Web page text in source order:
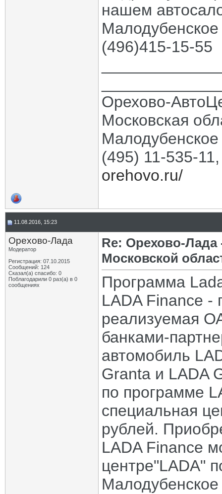
нашем
(496)415-15-55
Орехово-
Московская
(495) 11-535-
orehovo.ru/
11.08.2016, 15:23
Орехово-Лада
Модератор
Регистрация: 07.10.2015
Сообщений: 124
Сказал(а) спасибо: 0
Поблагодарили 0 раз(а) в 0
сообщениях
Re: Орехово-
Московской
Программа
LADA Finance -
реализуемая
банками-
автомобиль
Granta и LADA
по программе
специальная
рублей.
LADA Finance
центре"LADA"